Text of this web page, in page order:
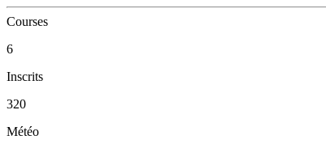
Courses
6
Inscrits
320
Météo